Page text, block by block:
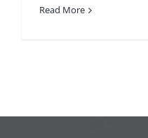
Read More